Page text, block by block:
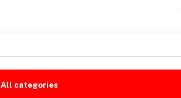
All categories